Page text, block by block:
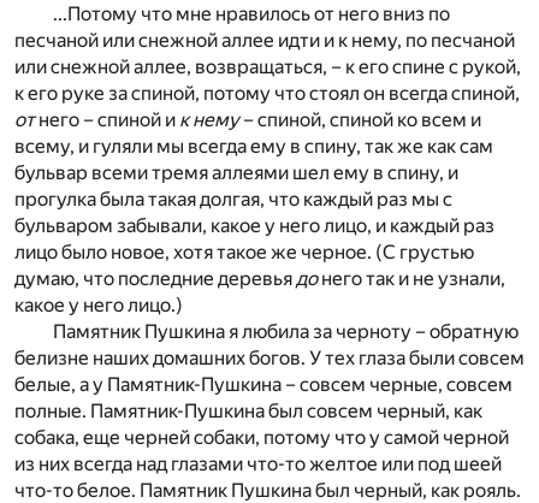
...Потому что мне нравилось от него вниз по
песчаной или снежной аллее идти и к нему, по песчаной
или снежной аллее, возвращаться, – к его спине с рукой,
к его руке за спиной, потому что стоял он всегда спиной,
отнего – спиной и к нему– спиной, спиной ко всем и
всему, и гуляли мы всегда ему в спину, так же как сам
бульвар всеми тремя аллеями шел ему в спину, и
прогулка была такая долгая, что каждый раз мы с
бульваром забывали, какое у него лицо, и каждый раз
лицо было новое, хотя такое же черное. (С грустью
думаю, что последние деревьядонего так и не узнали,
какое у него лицо.)
Памятник Пушкина я любила за черноту – обратную
белизне наших домашних богов. У тех глаза были совсем
белые, а у Памятник-Пушкина – совсем черные, совсем
полные. Памятник-Пушкина был совсем черный, как
собака, еще черней собаки, потому что у самой черной
из них всегда над глазами что-то желтое или под шеей
что-то белое. Памятник Пушкина был черный, как рояль.